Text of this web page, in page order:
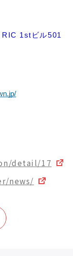
RIC 1stビル501
detail/17
news/